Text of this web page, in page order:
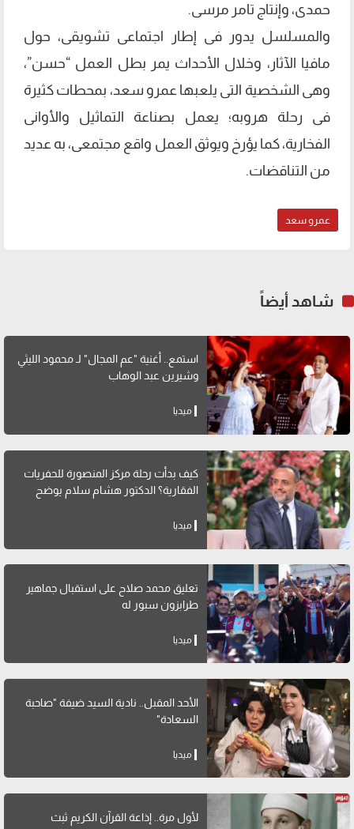
حمدى، وإنتاج تامر مرسى.
والمسلسل يدور فى إطار اجتماعى تشويقى، حول
مافيا الآثار، وخلال الأحداث يمر بطل العمل “حسن”،
وهى الشخصية التى يلعبها عمرو سعد، بمحطات كثيرة
فى رحلة هروبه؛ يعمل بصناعة التماثيل والأوانى
الفخارية، كما يؤرخ ويوثق العمل واقع مجتمعى، به عديد
من التناقضات.
عمرو سعد
شاهد أيضاً
استمع.. أغنية "عم المجال" لـ محمود الليثي
وشيرين عبد الوهاب
ميديا
كيف بدأت رحلة مركز المنصورة للحفريات
الفقارية؟ الدكتور هشام سلام يوضح
ميديا
تعليق محمد صلاح على استقبال جماهير
طرابزون سبور له
ميديا
الأحد المقبل.. نادية السيد ضيفة "صاحبة
السعادة"
ميديا
لأول مرة.. إذاعة القرآن الكريم ثبث